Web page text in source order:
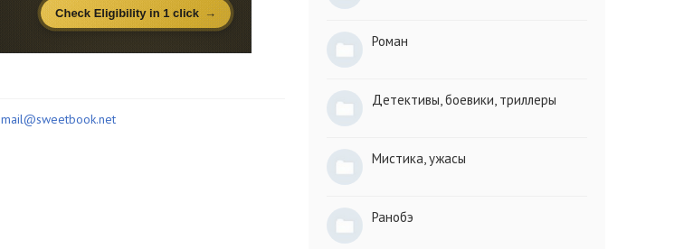
mail@sweetbook.net
Роман
Детективы, боевики, триллеры
Мистика, ужасы
Ранобэ